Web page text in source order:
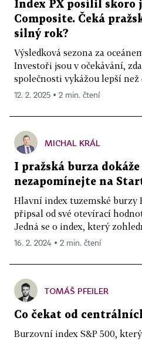
Index PX posílil skoro
Composite. Čeká
silný rok?
Výsledková sezona za
Investoři jsou v očekávání,
společnosti vykážou lepší než
12. 2. 2025 ▪ 2 min. čtení
MICHAL KRÁL
I pražská burza
nezapomínejte na
Hlavní index tuzemské burzy
připsal od své otevírací
Jedná se o index, který
16. 2. 2024 ▪ 2 min. čtení
TOMÁŠ PFEILER
Co čekat od
Burzovní index S&P 500,